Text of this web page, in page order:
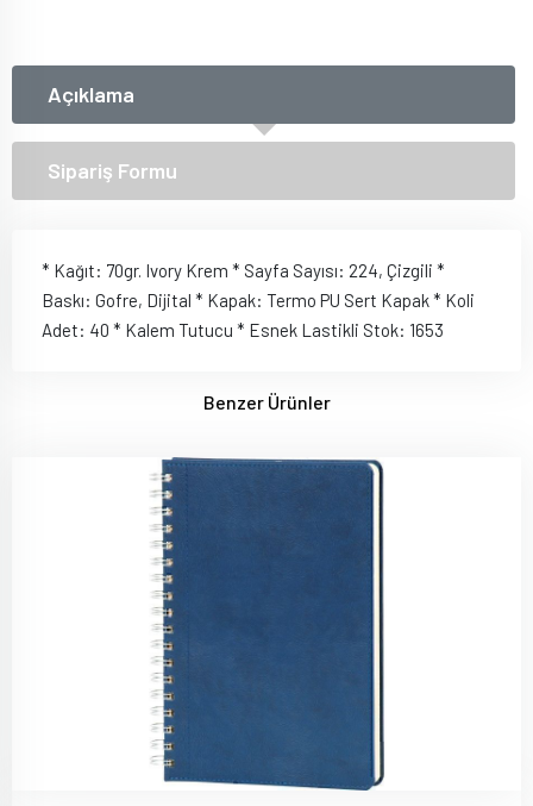
Açıklama
Sipariş Formu
* Kağıt: 70gr. Ivory Krem * Sayfa Sayısı: 224, Çizgili *
Baskı: Gofre, Dijital * Kapak: Termo PU Sert Kapak * Koli
Adet: 40 * Kalem Tutucu * Esnek Lastikli Stok: 1653
Benzer Ürünler